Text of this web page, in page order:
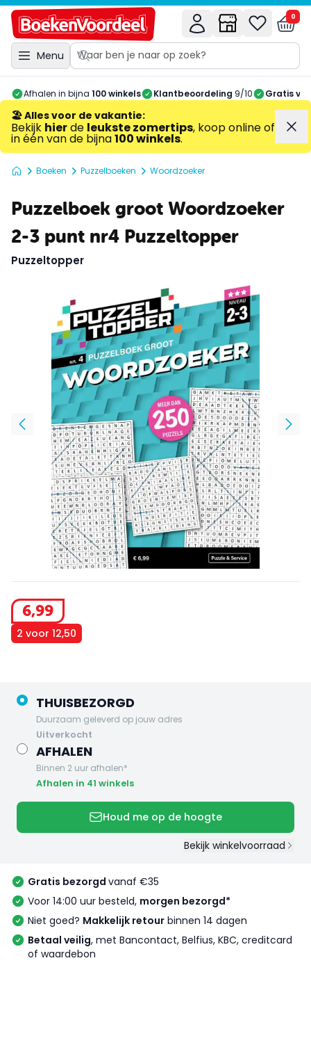
Menu
0
Afhalen in bijna 100 winkels Klantbeoordeling 9/10 Gratis
🏖️ Alles voor de vakantie:
Bekijk hierde leukste zomertips, koop online of
in één van de bijna100 winkels.
Boeken Puzzelboeken Woordzoeker
Puzzelboek groot Woordzoeker
2-3 punt nr4 Puzzeltopper
Puzzeltopper
6,99
2 voor 12,50
THUISBEZORGD
Duurzaam geleverd op jouw adres
uitverkocht
AFHALEN
Binnen 2 uur afhalen*
Afhalen in 41 winkels
Houd me op de hoogte
Bekijk winkelvoorraad
Gratis bezorgd vanaf €35
Voor 14:00 uur besteld, morgen bezorgd*
Niet goed? Makkelijk retour binnen 14 dagen
Betaal veilig, met Bancontact, Belfius, KBC, creditcard
of waardebon